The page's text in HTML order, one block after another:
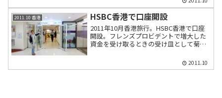
2011.10 香港 HSBC香港で口座開設
2011年10月香港旅行。HSBC香港で口座
開設。フレンズプロビデントで増大した
資金を受け取るときの受け皿として菊池
2011.10